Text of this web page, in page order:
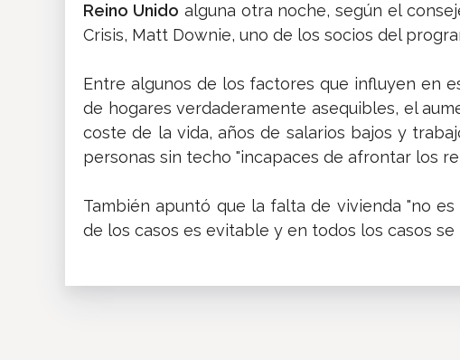
Reino Unido alguna otra noche, según el
Crisis, Matt Downie, uno de los socios del
Entre algunos de los factores que influyen en
de hogares verdaderamente asequibles, el
coste de la vida, años de salarios bajos y
personas sin techo "incapaces de afrontar los
También apuntó que la falta de vivienda "no
de los casos es evitable y en todos los casos se